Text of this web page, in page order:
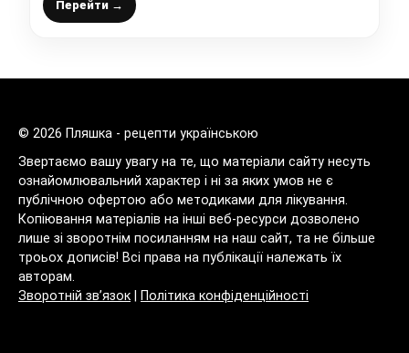
Перейти →
© 2026 Пляшка - рецепти українською
Звертаємо вашу увагу на те, що матеріали сайту несуть
ознайомлювальний характер і ні за яких умов не є
публічною офертою або методиками для лікування.
Копіювання матеріалів на інші веб-ресурси дозволено
лише зі зворотнім посиланням на наш сайт, та не більше
троьох дописів! Всі права на публікації належать їх
авторам.
Зворотній зв’язок
Політика конфіденційності